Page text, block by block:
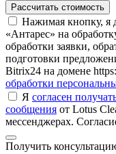
Рассчитать стоимость
Нажимая кнопку, я
«Антарес» на
обработки заявки,
подготовки
Bitrix24 на домене
обработки
Я согласен
сообщения от Lotus
мессенджерах.
Получить